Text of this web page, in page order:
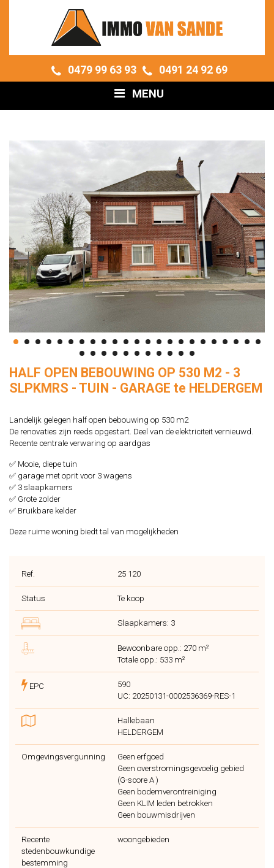
0479 99 63 93 0491 24 92 69
MENU
HALF OPEN BEBOUWING OP 530 M2 - 3
SLPKMRS - TUIN - GARAGE te HELDERGEM
Landelijk gelegen half open bebouwing op 530 m2
De renovaties zijn reeds opgestart. Deel van de elektriciteit vernieuwd.
Recente centrale verwaring op aardgas
✅ Mooie, diepe tuin
✅ garage met oprit voor 3 wagens
✅ 3 slaapkamers
✅ Grote zolder
✅ Bruikbare kelder
Deze ruime woning biedt tal van mogelijkheden
Ref. 25 120
Status Te koop
Slaapkamers: 3
Bewoonbare opp.: 270 m²
Totale opp.: 533 m²
EPC
590
UC: 20250131-0002536369-RES-1
Hallebaan
HELDERGEM
Omgevingsvergunning
Geen erfgoed
Geen overstromingsgevoelig gebied
(G-score A )
Geen bodemverontreiniging
Geen KLIM leden betrokken
Geen bouwmisdrijven
Recente
stedenbouwkundige
bestemming
woongebieden